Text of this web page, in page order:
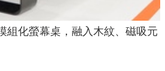
組化螢幕桌，融入木紋、磁吸元